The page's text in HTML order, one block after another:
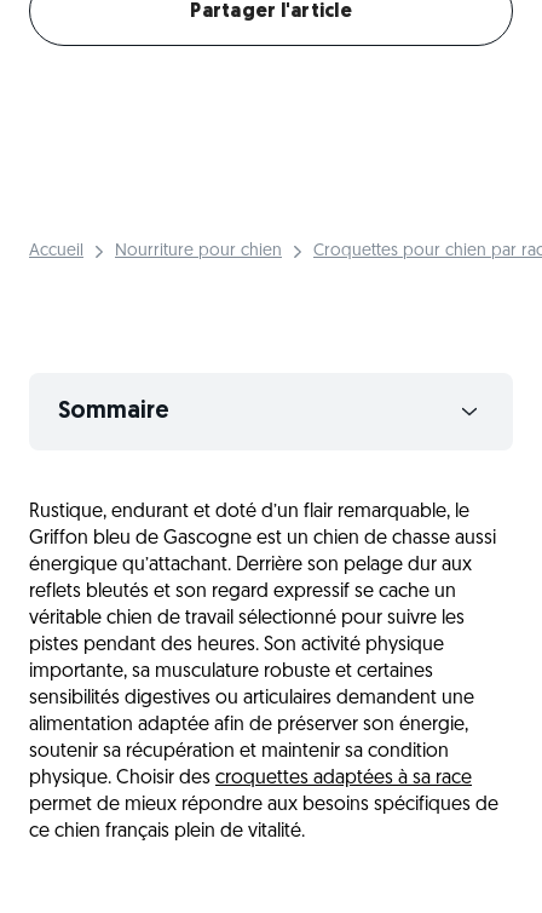
Partager l'article
Accueil Nourriture pour chien Croquettes pour chien par
Sommaire
La nutrition du Griffon bleu de Gascogne
Les sensibilités du Griffon bleu de Gascogne
Les critères de choix des croquettes
Les besoins selon les étapes de vie
Les erreurs fréquentes à éviter
Une gamelle du sud-ouest pour un chien de
chasse infatigable
L'avis du vétérinaire
Questions fréquentes
Rustique, endurant et doté d’un flair remarquable, le
Griffon bleu de Gascogne est un chien de chasse aussi
énergique qu’attachant. Derrière son pelage dur aux
reflets bleutés et son regard expressif se cache un
véritable chien de travail sélectionné pour suivre les
pistes pendant des heures. Son activité physique
importante, sa musculature robuste et certaines
sensibilités digestives ou articulaires demandent une
alimentation adaptée afin de préserver son énergie,
soutenir sa récupération et maintenir sa condition
physique. Choisir des croquettes adaptées à sa race
permet de mieux répondre aux besoins spécifiques de
ce chien français plein de vitalité.